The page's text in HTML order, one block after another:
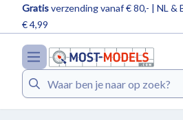
Gratisverzending vanaf € 80,- | NL &
€ 4,99
Zoeken